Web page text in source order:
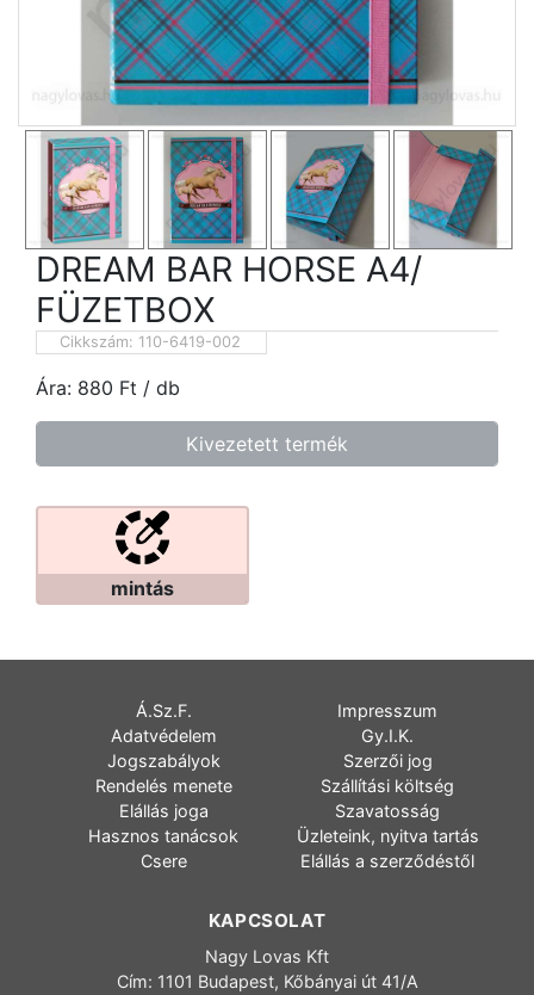
DREAM BAR HORSE A4/
FÜZETBOX
Cikkszám: 110-6419-002
Ára: 880 Ft / db
Kivezetett termék
mintás
Á.Sz.F.
Impresszum
Adatvédelem
Gy.I.K.
Jogszabályok
Szerzői jog
Rendelés menete
Szállítási költség
Elállás joga
Szavatosság
Hasznos tanácsok
Üzleteink, nyitva tartás
Csere
Elállás a szerződéstől
KAPCSOLAT
Nagy Lovas Kft
Cím: 1101 Budapest, Kőbányai út 41/A